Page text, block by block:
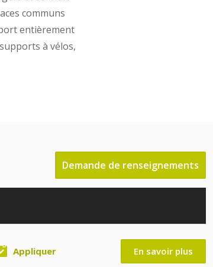
communs
entièrement
à vélos,
Demande de renseignements
Appliquer En savoir plus